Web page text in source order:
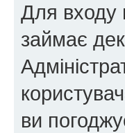
Для входу
займає
ви